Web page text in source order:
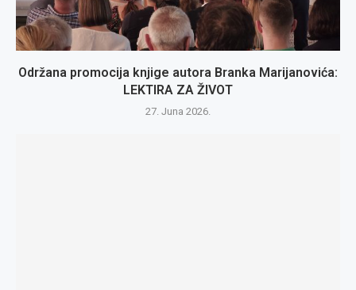
Održana promocija knjige autora Branka Marijanovića:
LEKTIRA ZA ŽIVOT
27. Juna 2026.